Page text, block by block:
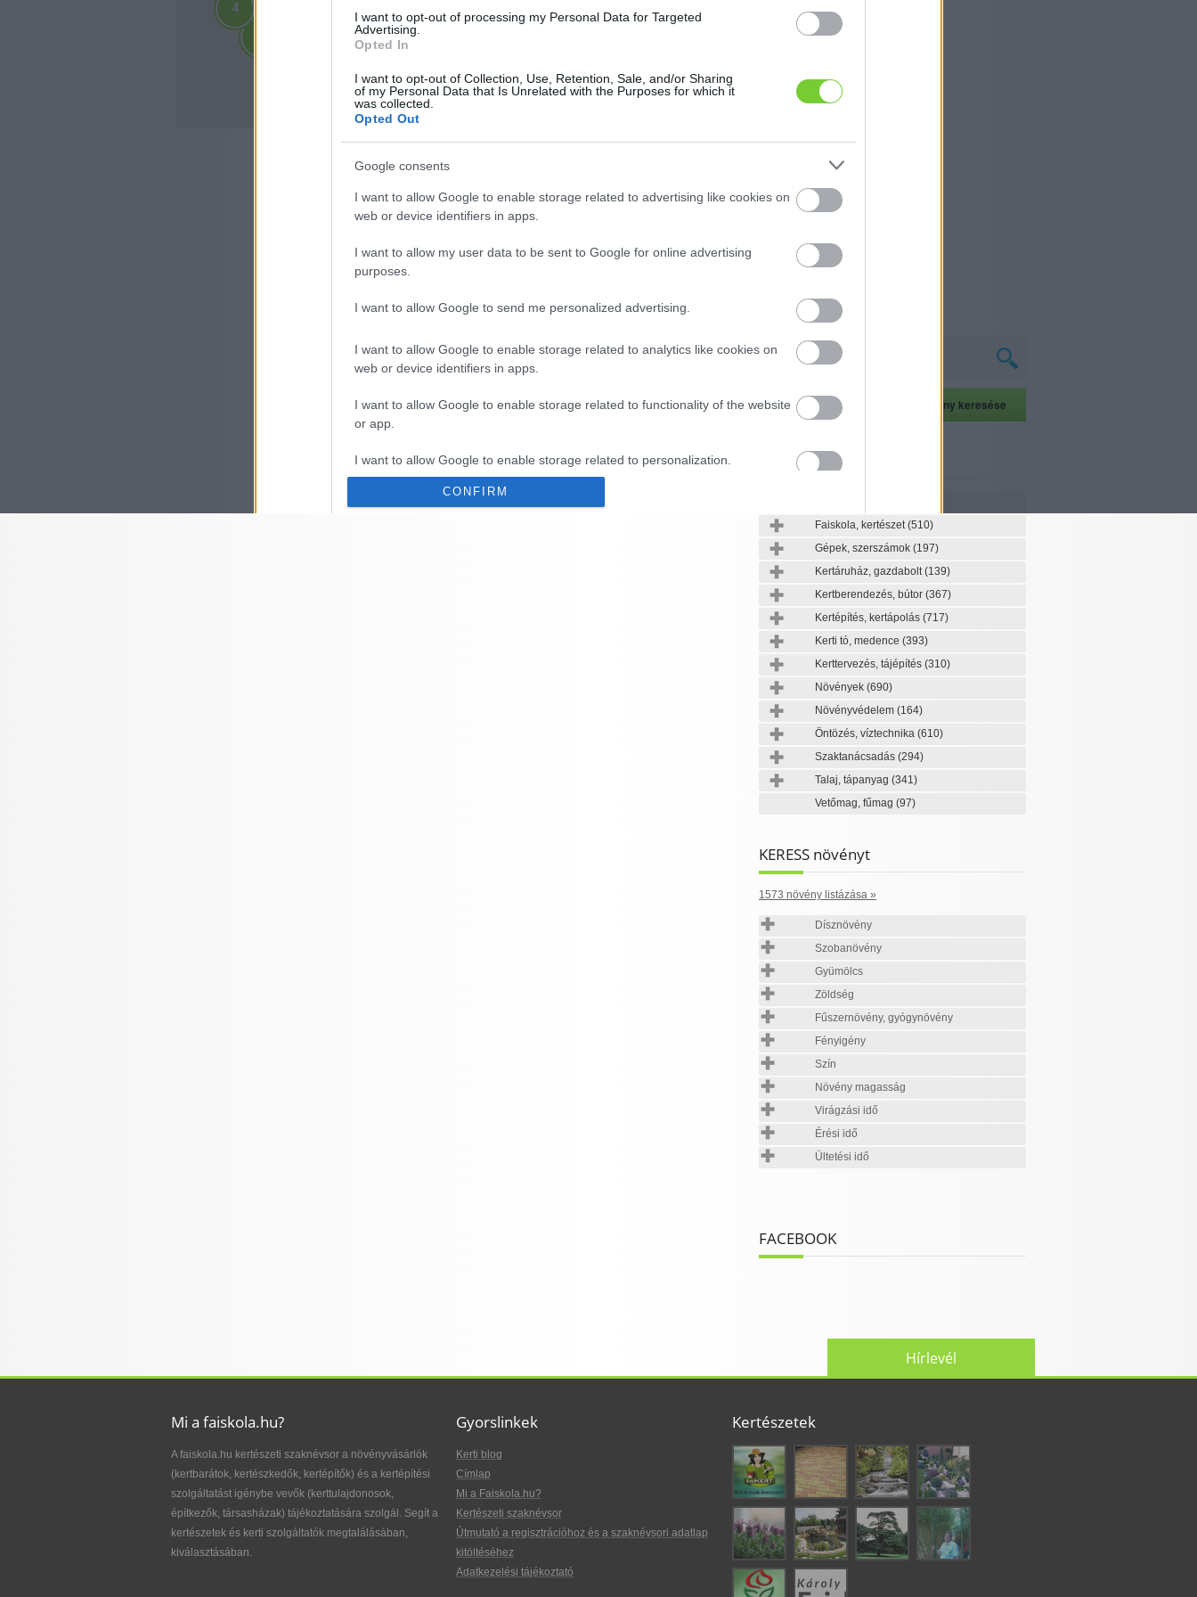
I want to opt-out of processing my Personal Data for Targeted
Advertising.
Opted In
I want to opt-out of Collection, Use, Retention, Sale, and/or Sharing
of my Personal Data that Is Unrelated with the Purposes for which it
was collected.
Opted Out
Google consents
I want to allow Google to enable storage related to advertising like cookies on
web or device identifiers in apps.
I want to allow my user data to be sent to Google for online advertising
purposes.
I want to allow Google to send me personalized advertising.
I want to allow Google to enable storage related to analytics like cookies on
web or device identifiers in apps.
I want to allow Google to enable storage related to functionality of the website
or app.
I want to allow Google to enable storage related to personalization.
authentication functionality and fraud prevention, and other user protection.
CONFIRM
10
2
3
4 2
10
2
4
Kertészeti szaknévsor
Faiskola, kertészet(510)
Gépek, szerszámok (197)
Kertáruház, gazdabolt(139)
Kertberendezés, bútor (367)
Kertépítés, kertápolás (717)
Kerti tó, medence (393)
Kerttervezés, tájépítés (310)
Növények (690)
Növényvédelem (164)
Öntözés, víztechnika (610)
Szaktanácsadás (294)
Talaj, tápanyag (341)
Vetőmag, fűmag (97)
KERESS növényt
1573 növény listázása »
Dísznövény
Szobanövény
Gyümölcs
Zöldség
Fűszernövény, gyógynövény
Fényigény
Szín
Növény magasság
Virágzási idő
Érési idő
Ültetési idő
FACEBOOK
Hírlevél
Mi a faiskola.hu?
A faiskola.hu kertészeti szaknévsor a növényvásárlók
(kertbarátok, kertészkedők, kertépítők) és a kertépítési
szolgáltatást igénybe vevők (kerttulajdonosok,
építkezők, társasházak) tájékoztatására szolgál. Segít a
kertészetek és kerti szolgáltatók megtalálásában,
kiválasztásában.
Gyorslinkek
Kerti blog
Címlap
Mi a Faiskola.hu?
Kertészeti szaknévsor
Útmutató a regisztrációhoz és a szaknévsori adatlap
kitöltéséhez
Adatkezelési tájékoztató
Kertészetek